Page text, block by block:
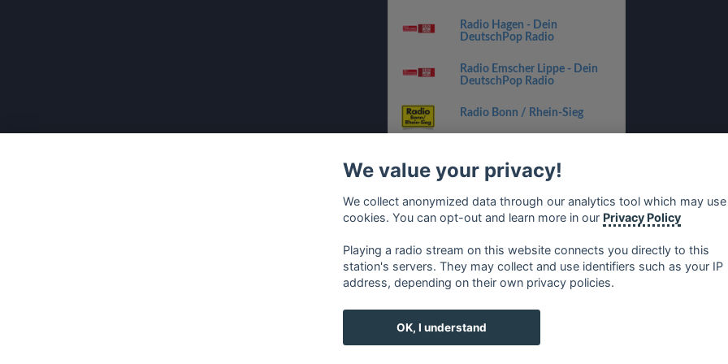
Radio Hagen - Dein
DeutschPop Radio
Radio Emscher Lippe - Dein
DeutschPop Radio
Radio Bonn / Rhein-Sieg
Dein Weihnachts Radio
RPR1. Deutschpop
We value your privacy!
We collect anonymized data through our analytics tool which may use
cookies. You can opt-out and learn more in our Privacy Policy
Playing a radio stream on this website connects you directly to this
station's servers. They may collect and use identifiers such as your IP
address, depending on their own privacy policies.
OK, I understand